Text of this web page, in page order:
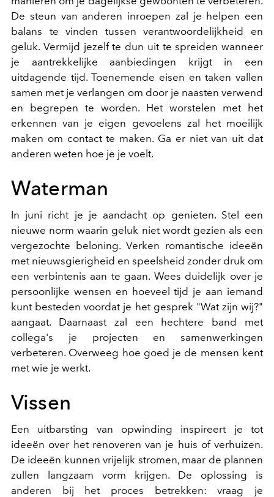
De steun van anderen inroepen zal je helpen een
balans te vinden tussen verantwoordelijkheid en
geluk. Vermijd jezelf te dun uit te spreiden wanneer
je aantrekkelijke aanbiedingen krijgt in een
uitdagende tijd. Toenemende eisen en taken vallen
samen met je verlangen om door je naasten verwend
en begrepen te worden. Het worstelen met het
erkennen van je eigen gevoelens zal het moeilijk
maken om contact te maken. Ga er niet van uit dat
anderen weten hoe je je voelt.
Waterman
In juni richt je je aandacht op genieten. Stel een
nieuwe norm waarin geluk niet wordt gezien als een
vergezochte beloning. Verken romantische ideeën
met nieuwsgierigheid en speelsheid zonder druk om
een verbintenis aan te gaan. Wees duidelijk over je
persoonlijke wensen en hoeveel tijd je aan iemand
kunt besteden voordat je het gesprek "Wat zijn wij?"
aangaat. Daarnaast zal een hechtere band met
collega's je projecten en samenwerkingen
verbeteren. Overweeg hoe goed je de mensen kent
met wie je werkt.
Vissen
Een uitbarsting van opwinding inspireert je tot
ideeën over het renoveren van je huis of verhuizen.
De ideeën kunnen vrijelijk stromen, maar de plannen
zullen langzaam vorm krijgen. De oplossing is
anderen bij het proces betrekken: vraag je